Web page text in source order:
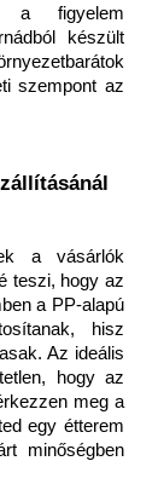
a figyelem
készült
szempont az
a vásárlók
teszi, hogy az
a PP-alapú
hisz
Az ideális
hogy az
meg a
egy étterem
minőségben